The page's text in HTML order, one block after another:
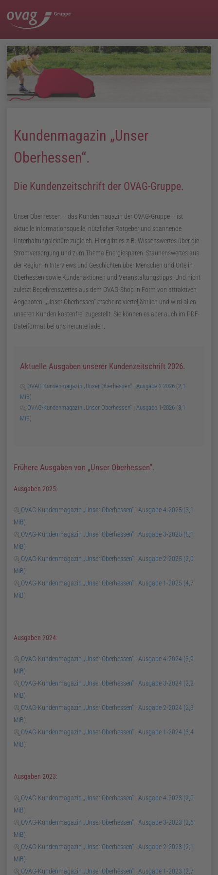
Kundenmagazin „Unser
Oberhessen“.
Die Kundenzeitschrift der OVAG-Gruppe.
Unser Oberhessen – das Kundenmagazin der OVAG-Gruppe – ist
aktuelle Informationsquelle, nützlicher Ratgeber und spannende
Unterhaltungslektüre zugleich. Hier gibt es z. B. Wissenswertes über die
Stromversorgung und zum Thema Energiesparen. Staunenswertes aus
der Region in Interviews und Geschichten über Menschen und Orte in
Oberhessen sowie Kundenaktionen und Veranstaltungstipps. Und nicht
zuletzt Begehrenswertes aus dem OVAG-Shop in Form von attraktiven
Angeboten.
Unser Oberhessen erscheint vierteljährlich und wird allen
unseren Kunden kostenfrei zugestellt. Sie können es aber auch im PDF-
Dateiformat bei uns herunterladen.
Aktuelle Ausgaben unserer Kundenzeitschrift 2026.
OVAG-Kundenmagazin „Unser Oberhessen“ | Ausgabe 2-2026 (2,1
MiB)
OVAG-Kundenmagazin „Unser Oberhessen“ | Ausgabe 1-2026 (3,1
MiB)
Frühere Ausgaben von Unser Oberhessen .
Ausgaben 2025:
OVAG-Kundenmagazin „Unser Oberhessen“ | Ausgabe 4-2025 (3,1
MiB)
OVAG-Kundenmagazin „Unser Oberhessen“ | Ausgabe 3-2025 (5,1
MiB)
OVAG-Kundenmagazin „Unser Oberhessen“ | Ausgabe 2-2025 (2,0
MiB)
OVAG-Kundenmagazin „Unser Oberhessen“ | Ausgabe 1-2025 (4,7
MiB)
Ausgaben 2024:
OVAG-Kundenmagazin „Unser Oberhessen“ | Ausgabe 4-2024 (3,9
MiB)
OVAG-Kundenmagazin „Unser Oberhessen“ | Ausgabe 3-2024 (2,2
MiB)
OVAG-Kundenmagazin „Unser Oberhessen“ | Ausgabe 2-2024 (2,3
MiB)
OVAG-Kundenmagazin „Unser Oberhessen“ | Ausgabe 1-2024 (3,4
MiB)
Ausgaben 2023:
OVAG-Kundenmagazin „Unser Oberhessen“ | Ausgabe 4-2023 (2,0
MiB)
OVAG-Kundenmagazin „Unser Oberhessen“ | Ausgabe 3-2023 (2,6
MiB)
OVAG-Kundenmagazin „Unser Oberhessen“ | Ausgabe 2-2023 (2,1
MiB)
OVAG-Kundenmagazin „Unser Oberhessen“ | Ausgabe 1-2023 (2,7